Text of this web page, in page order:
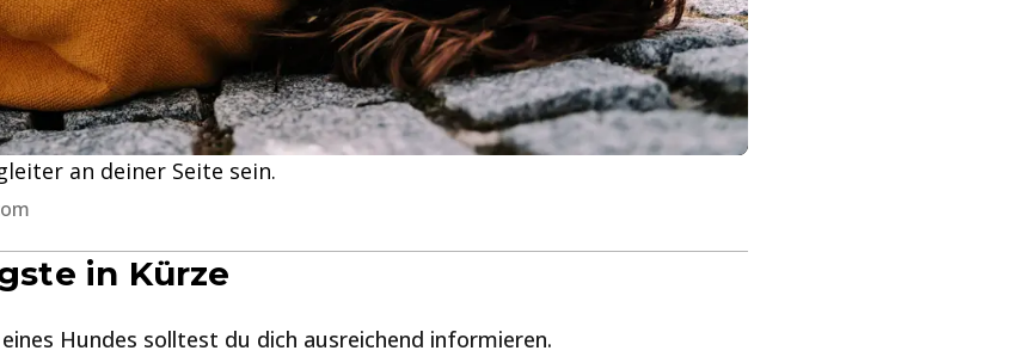
an deiner Seite sein.
in Kürze
Hundes solltest du dich ausreichend informieren.